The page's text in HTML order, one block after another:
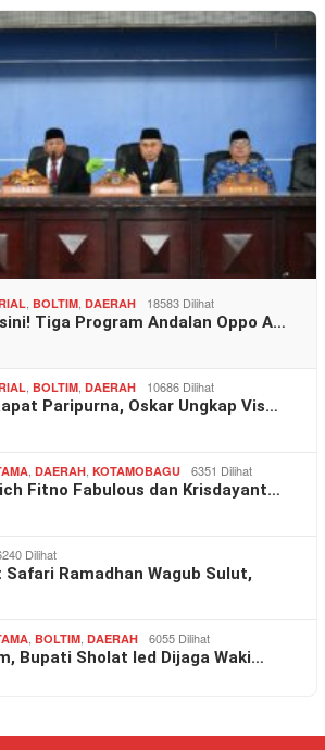
BOLTIM DAERAH 18583 Dilihat
Tiga Program Andalan Oppo A…
BOLTIM DAERAH 10686 Dilihat
Paripurna, Oskar Ungkap Vis…
DAERAH KOTAMOBAGU 6351 Dilihat
Fitno Fabulous dan Krisdayant…
Dilihat
Safari Ramadhan Wagub Sulut,
BOLTIM DAERAH 6055 Dilihat
Bupati Sholat Ied Dijaga Waki…